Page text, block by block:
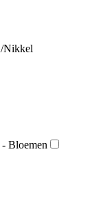
Nikkel
Bloemen